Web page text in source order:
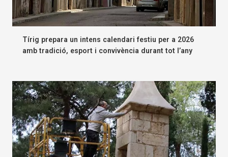
Tírig prepara un intens calendari festiu per a 2026
amb tradició, esport i convivència durant tot l’any